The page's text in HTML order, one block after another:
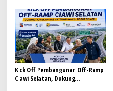
Segar
Kick Off Pembangunan Off-Ramp
Ciawi Selatan, Dukung